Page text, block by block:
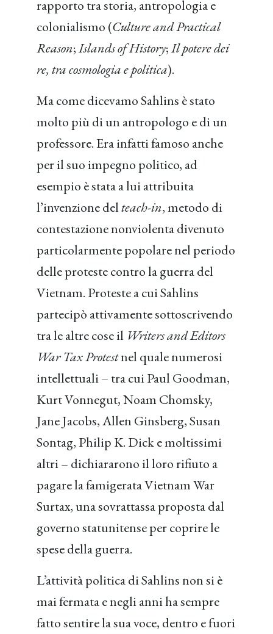
rapporto tra storia, antropologia e
colonialismo (Culture and Practical
Reason;Islands of History;Il potere dei
re, tra cosmologia e politica).
Ma come dicevamo Sahlins è stato
molto più di un antropologo e di un
professore. Era infatti famoso anche
per il suo impegno politico, ad
esempio è stata a lui attribuita
l’invenzione delteach-in, metodo di
contestazione nonviolenta divenuto
particolarmente popolare nel periodo
delle proteste contro la guerra del
Vietnam. Proteste a cui Sahlins
partecipò attivamente sottoscrivendo
tra le altre cose il Writers and Editors
War Tax Protestnel quale numerosi
intellettuali – tra cui Paul Goodman,
Kurt Vonnegut, Noam Chomsky,
Jane Jacobs, Allen Ginsberg, Susan
Sontag, Philip K. Dick e moltissimi
altri – dichiararono il loro rifiuto a
pagare la famigerata Vietnam War
Surtax, una sovrattassa proposta dal
governo statunitense per coprire le
spese della guerra.
L’attività politica di Sahlins non si è
mai fermata e negli anni ha sempre
fatto sentire la sua voce, dentro e fuori